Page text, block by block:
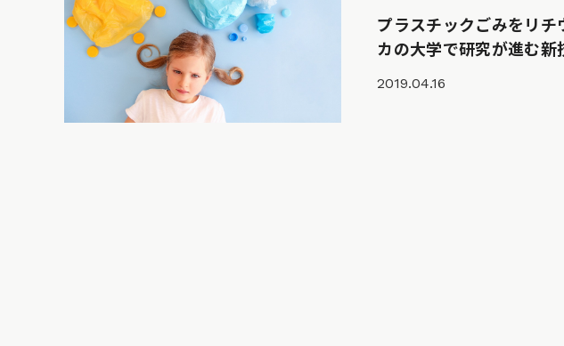
プラスチックごみをリチ
カの大学で研究が進む新
2019.04.16